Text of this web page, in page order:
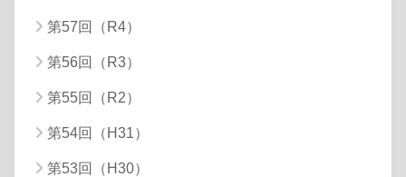
第57回（R4）
第56回（R3）
第55回（R2）
第54回（H31）
第53回（H30）